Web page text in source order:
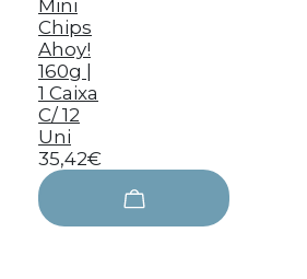
Mini
Chips
Ahoy!
160g |
1 Caixa
C/ 12
Uni
35,42€